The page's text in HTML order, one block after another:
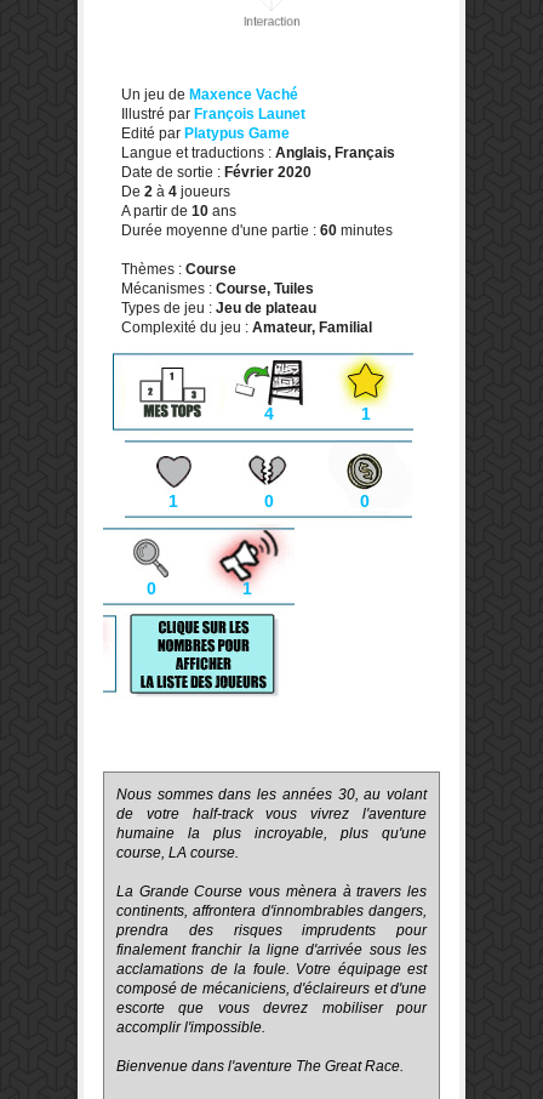
Un jeu de Maxence Vaché
Illustré par François Launet
Edité par Platypus Game
Langue et traductions : Anglais, Français
Date de sortie : Février 2020
De 2 à 4 joueurs
A partir de 10 ans
Durée moyenne d'une partie : 60 minutes
Thèmes : Course
Mécanismes : Course, Tuiles
Types de jeu : Jeu de plateau
Complexité du jeu : Amateur, Familial
4 1
1 0 0
0 1
Nous sommes dans les années 30, au volant
de votre half-track vous vivrez l'aventure
humaine la plus incroyable, plus qu'une
course, LA course.
La Grande Course vous mènera à travers les
continents, affrontera d'innombrables dangers,
prendra des risques imprudents pour
finalement franchir la ligne d'arrivée sous les
acclamations de la foule. Votre équipage est
composé de mécaniciens, d'éclaireurs et d'une
escorte que vous devrez mobiliser pour
accomplir l'impossible.
Bienvenue dans l'aventure The Great Race.